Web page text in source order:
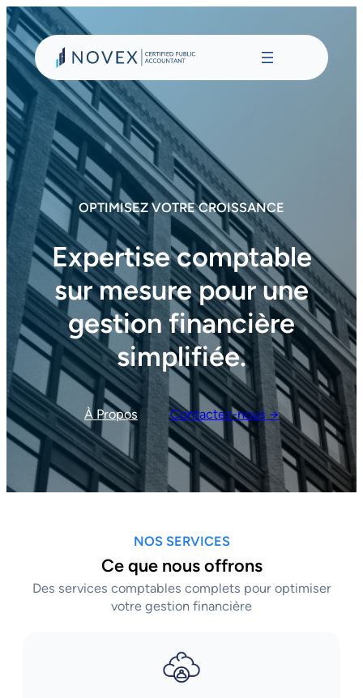
Aller
au
contenu
OPTIMISEZ VOTRE CROISSANCE
Expertise comptable
sur mesure pour une
gestion financière
simplifiée.
À Propos Contactez-nous →
NOS SERVICES
Ce que nous offrons
Des services comptables complets pour optimiser
votre gestion financière